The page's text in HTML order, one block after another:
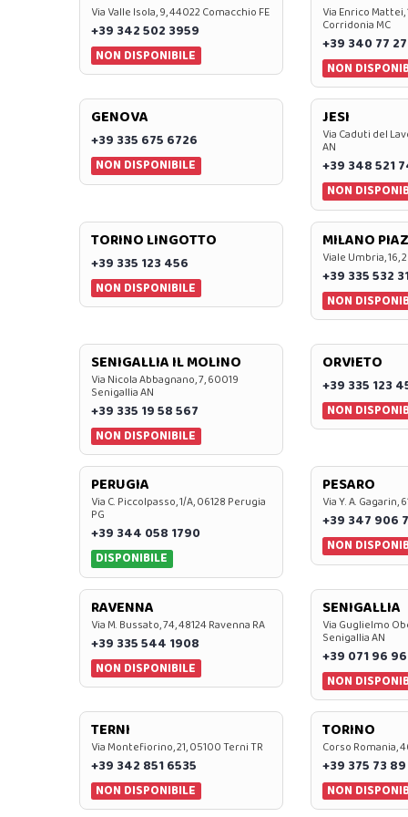
Via Valle Isola, 9, 44022 Comacchio FE
+39 342 502 3959
NON DISPONIBILE
Via Enrico Mattei,
Corridonia MC
+39 340 77
NON
GENOVA
+39 335 675 6726
NON DISPONIBILE
JESI
Via Caduti del
AN
+39 348 521
NON
TORINO LINGOTTO
+39 335 123 456
NON DISPONIBILE
MILANO
Viale Umbria, 16,
+39 335 532
NON
SENIGALLIA IL MOLINO
Via Nicola Abbagnano, 7, 60019
Senigallia AN
+39 335 19 58 567
NON DISPONIBILE
ORVIETO
+39 335 123
NON
PERUGIA
Via C. Piccolpasso, 1/A, 06128 Perugia
PG
+39 344 058 1790
DISPONIBILE
PESARO
Via Y. A. Gagarin,
+39 347 906
NON
RAVENNA
Via M. Bussato, 74, 48124 Ravenna RA
+39 335 544 1908
NON DISPONIBILE
SENIGALLIA
Via Guglielmo
Senigallia AN
+39 071 96
NON
TERNI
Via Montefiorino, 21, 05100 Terni TR
+39 342 851 6535
NON DISPONIBILE
TORINO
Corso Romania,
+39 375 73
NON